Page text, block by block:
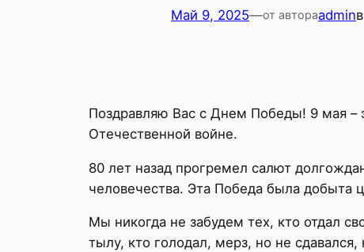
Май 9, 2025—от автораadminв
Поздравляю Вас с Днем Победы! 9 мая –
Отечественной войне.
80 лет назад прогремел салют
человечества. Эта Победа была добыта
Мы никогда не забудем тех, кто отдал
тылу, кто голодал, мерз, но не